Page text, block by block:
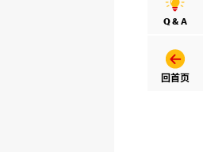
Q & A
回首页